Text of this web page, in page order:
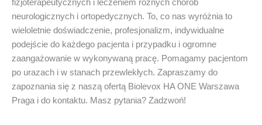
fizjoterapeutycznych i leczeniem różnych chorób
neurologicznych i ortopedycznych. To, co nas wyróżnia to
wieloletnie doświadczenie, profesjonalizm, indywidualne
podejście do każdego pacjenta i przypadku i ogromne
zaangażowanie w wykonywaną pracę. Pomagamy pacjentom
po urazach i w stanach przewlekłych. Zapraszamy do
zapoznania się z naszą ofertą Biolevox HA ONE Warszawa
Praga i do kontaktu. Masz pytania? Zadzwoń!